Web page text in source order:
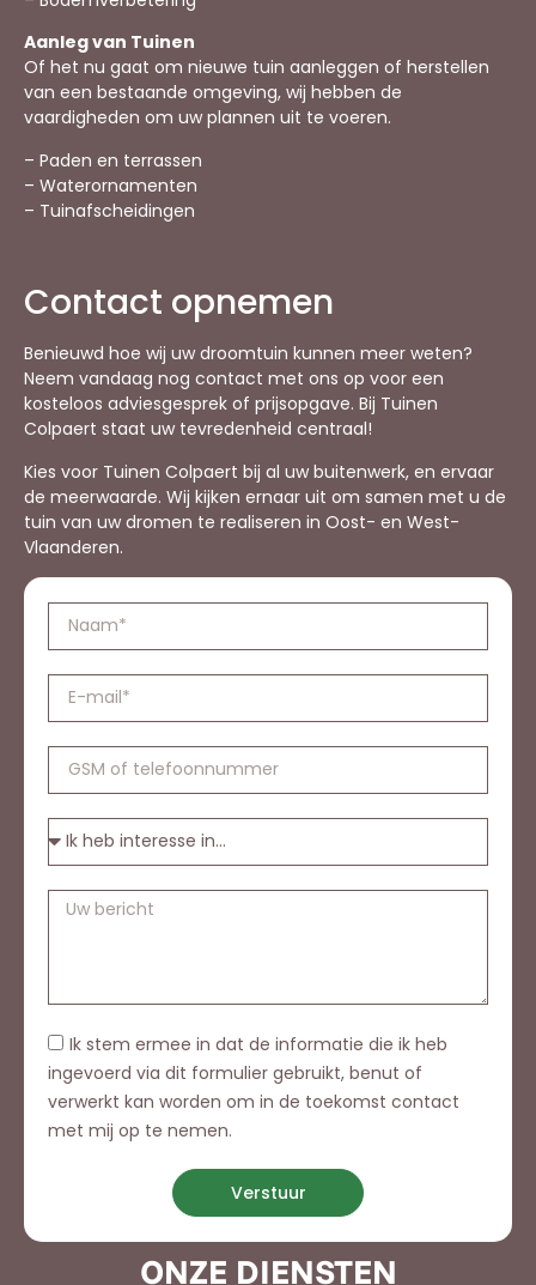
Aanleg van Tuinen
Of het nu gaat om nieuwe tuin aanleggen of herstellen
van een bestaande omgeving, wij hebben de
vaardigheden om uw plannen uit te voeren.
– Paden en terrassen
– Waterornamenten
– Tuinafscheidingen
Contact opnemen
Benieuwd hoe wij uw droomtuin kunnen meer weten?
Neem vandaag nog contact met ons op voor een
kosteloos adviesgesprek of prijsopgave. Bij Tuinen
Colpaert staat uw tevredenheid centraal!
Kies voor Tuinen Colpaert bij al uw buitenwerk, en ervaar
de meerwaarde. Wij kijken ernaar uit om samen met u de
tuin van uw dromen te realiseren in Oost- en West-
Vlaanderen.
Ik stem ermee in dat de informatie die ik heb
ingevoerd via dit formulier gebruikt, benut of
verwerkt kan worden om in de toekomst contact
met mij op te nemen.
Verstuur
ONZE DIENSTEN